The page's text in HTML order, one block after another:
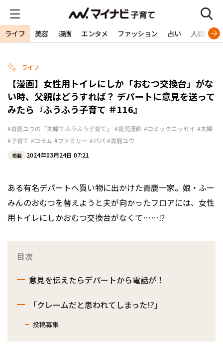
ライフ 美容 漫画 エンタメ ファッション 占い 人間関係
ライフ
【漫画】女性用トイレにしか「おむつ交換台」がな
い時、父親はどうすれば？ デパートに意見を送って
みたら『ふうふう子育て ＃116』
#青鹿ユウの「夫婦でふうふう子育て」 #育児漫画 #コミックエッセイ #夫婦
#子育て #コラム #ファミリー #パパ #青鹿ユウ
掲載 2024年03月24日 07:21
ある有名デパートへ買い物に出かけた青鹿一家。娘・ふー
みんのおむつを替えようと夫が向かったフロアには、女性
用トイレにしかおむつ交換台がなくて……⁉︎
目次
意見を伝えたらデパートから電話が！
「クレームだと思われてしまった!?」
投稿募集